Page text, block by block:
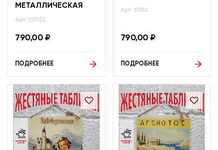
МЕТАЛЛИЧЕСКАЯ
Арт: 1311122
790,00 ₽
ПОДРОБНЕЕ
Арт: 31122
790,00 ₽
ПОДРОБНЕЕ